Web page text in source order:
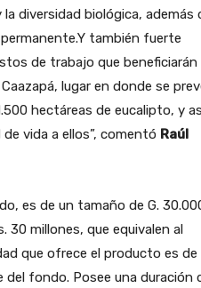
diversidad biológica, además
también fuerte
de trabajo que beneficiarán
lugar en donde se
hectáreas de eucalipto, y
vida a ellos”, comentó Raúl
es de un tamaño de G.
30 millones, que equivalen al
que ofrece el producto es de
fondo. Posee una duración